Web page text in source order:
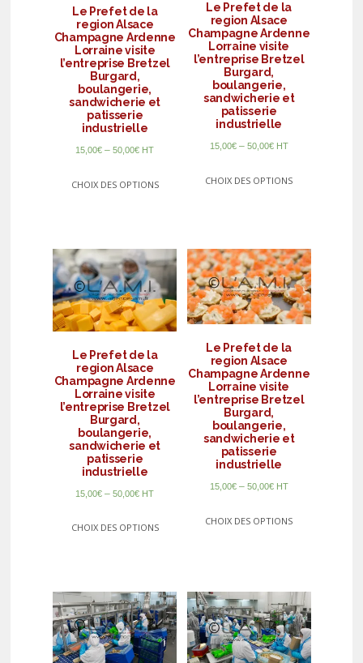
Le Prefet de la
region Alsace
Champagne Ardenne
Lorraine visite
l’entreprise Bretzel
Burgard,
boulangerie,
sandwicherie et
patisserie
industrielle
15,00€ –50,00€ HT
CHOIX DES OPTIONS
Le Prefet de la
region Alsace
Champagne Ardenne
Lorraine visite
l’entreprise Bretzel
Burgard,
boulangerie,
sandwicherie et
patisserie
industrielle
15,00€– 50,00€ HT
CHOIX DES OPTIONS
Le Prefet de la
region Alsace
Champagne Ardenne
Lorraine visite
l’entreprise Bretzel
Burgard,
boulangerie,
sandwicherie et
patisserie
industrielle
15,00€ –50,00€ HT
CHOIX DES OPTIONS
Le Prefet de la
region Alsace
Champagne Ardenne
Lorraine visite
l’entreprise Bretzel
Burgard,
boulangerie,
sandwicherie et
patisserie
industrielle
15,00€– 50,00€ HT
CHOIX DES OPTIONS